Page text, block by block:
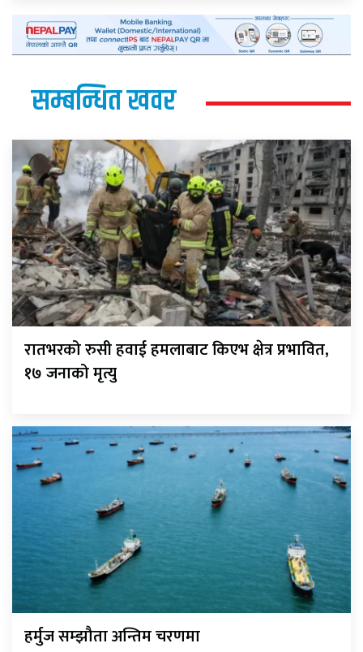
सम्बन्धित खवर
रातभरको रुसी हवाई हमलाबाट किएभ क्षेत्र प्रभावित,
१७ जनाको मृत्यु
हर्मुज सम्झौता अन्तिम चरणमा